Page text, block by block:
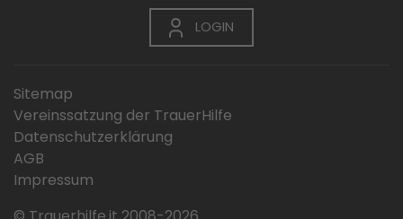
LOGIN
Sitemap
Vereinssatzung der TrauerHilfe
Datenschutzerklärung
AGB
Impressum